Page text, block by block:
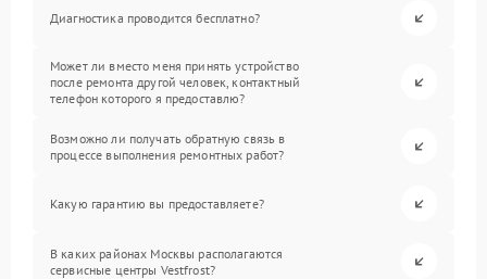
Диагностика проводится бесплатно?
Может ли вместо меня принять устройство
после ремонта другой человек, контактный
телефон которого я предоставлю?
Возможно ли получать обратную связь в
процессе выполнения ремонтных работ?
Какую гарантию вы предоставляете?
В каких районах Москвы располагаются
сервисные центры Vestfrost?